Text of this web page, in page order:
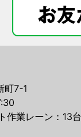
町7-1
業レーン：13台